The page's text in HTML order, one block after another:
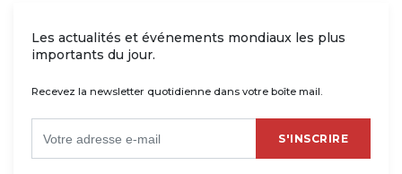
Les actualités et événements mondiaux les plus
importants du jour.
Recevez la newsletter quotidienne dans votre boîte mail.
S'INSCRIRE